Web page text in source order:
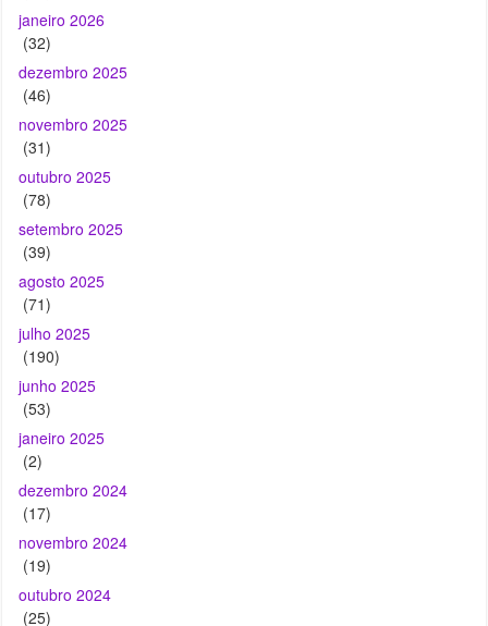
janeiro 2026
(32)
dezembro 2025
(46)
novembro 2025
(31)
outubro 2025
(78)
setembro 2025
(39)
agosto 2025
(71)
julho 2025
(190)
junho 2025
(53)
janeiro 2025
(2)
dezembro 2024
(17)
novembro 2024
(19)
outubro 2024
(25)